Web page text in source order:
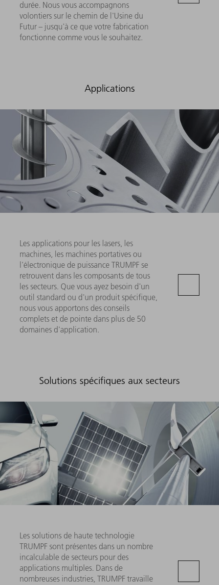
durée. Nous vous accompagnons
volontiers sur le chemin de l'Usine du
Futur – jusqu'à ce que votre fabrication
fonctionne comme vous le souhaitez.
Applications
Les applications pour les lasers, les
machines, les machines portatives ou
l'électronique de puissance TRUMPF se
retrouvent dans les composants de tous
les secteurs. Que vous ayez besoin d'un
outil standard ou d'un produit spécifique,
nous vous apportons des conseils
complets et de pointe dans plus de 50
domaines d'application.
Solutions spécifiques aux secteurs
Les solutions de haute technologie
TRUMPF sont présentes dans un nombre
incalculable de secteurs pour des
applications multiples. Dans de
nombreuses industries, TRUMPF travaille